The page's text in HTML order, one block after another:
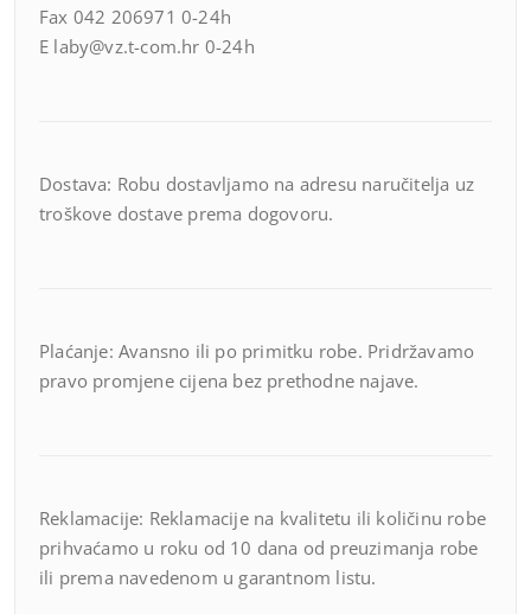
Fax 042 206971 0-24h
E laby@vz.t-com.hr 0-24h
Dostava: Robu dostavljamo na adresu naručitelja uz
troškove dostave prema dogovoru.
Plaćanje: Avansno ili po primitku robe. Pridržavamo
pravo promjene cijena bez prethodne najave.
Reklamacije: Reklamacije na kvalitetu ili količinu robe
prihvaćamo u roku od 10 dana od preuzimanja robe
ili prema navedenom u garantnom listu.